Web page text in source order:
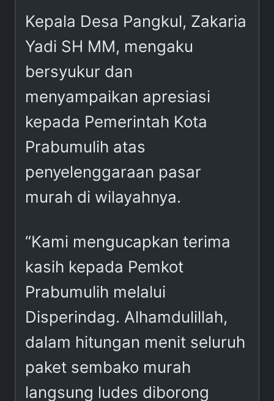
Kepala Desa Pangkul, Zakaria
Yadi SH MM, mengaku
bersyukur dan
menyampaikan apresiasi
kepada Pemerintah Kota
Prabumulih atas
penyelenggaraan pasar
murah di wilayahnya.
“Kami mengucapkan terima
kasih kepada Pemkot
Prabumulih melalui
Disperindag. Alhamdulillah,
dalam hitungan menit seluruh
paket sembako murah
langsung ludes diborong